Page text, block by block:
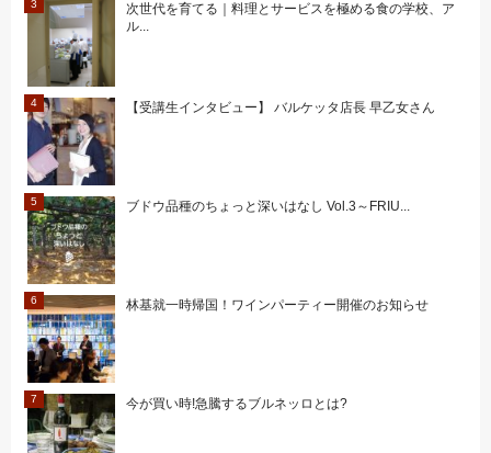
次世代を育てる｜料理とサービスを極める食の学校、ア
ル...
【受講生インタビュー】 バルケッタ店長 早乙女さん
ブドウ品種のちょっと深いはなし Vol.3～FRIU...
林基就一時帰国！ワインパーティー開催のお知らせ
今が買い時!急騰するブルネッロとは?